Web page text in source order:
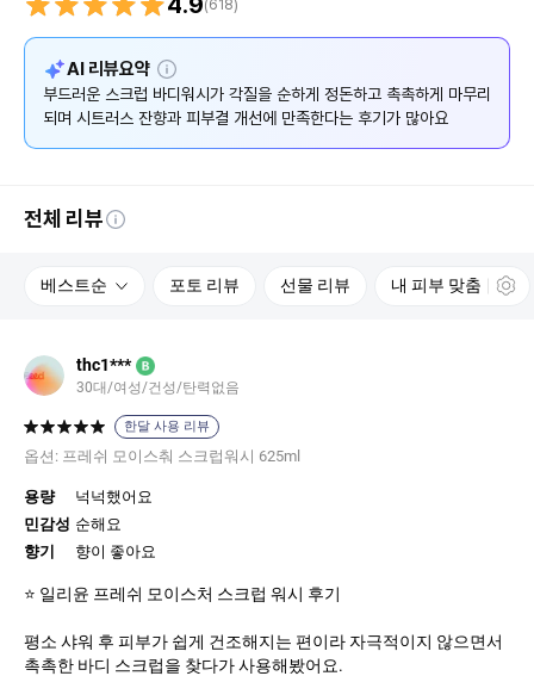
(618)
AI 리뷰요약 설
명
부드러운 스크럽 바디워시가 각질을 순하게 정돈하고 촉촉하게 마무리
되며 시트러스 잔향과 피부결 개선에 만족한다는 후기가 많아요
전체 리뷰
베스트순 포토 리뷰 선물 리뷰 내 피부 맞춤
thc1*** B
30대 여성 건성 탄력없음
한달 사용 리뷰
옵션: 프레쉬 모이스춰 스크럽워시 625ml
용량
넉넉했어요
민감성 순해요
향기
향이 좋아요
⭐️ 일리윤 프레쉬 모이스처 스크럽 워시 후기
평소 샤워 후 피부가 쉽게 건조해지는 편이라 자극적이지 않으면서
촉촉한 바디 스크럽을 찾다가 사용해봤어요.